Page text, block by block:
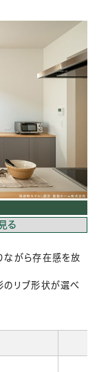
る
ながら存在感を放
のリブ形状が選べ